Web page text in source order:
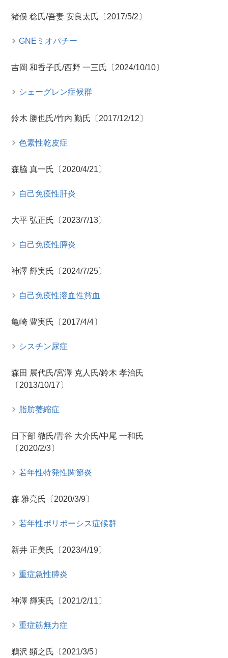
猪俣 稔氏/吾妻 安良太氏〔2017/5/2〕
GNEミオパチー
吉岡 和香子氏/西野 一三氏〔2024/10/10〕
シェーグレン症候群
鈴木 勝也氏/竹内 勤氏〔2017/12/12〕
色素性乾皮症
森脇 真一氏〔2020/4/21〕
自己免疫性肝炎
大平 弘正氏〔2023/7/13〕
自己免疫性膵炎
神澤 輝実氏〔2024/7/25〕
自己免疫性溶血性貧血
亀崎 豊実氏〔2017/4/4〕
シスチン尿症
森田 展代氏/宮澤 克人氏/鈴木 孝治氏
〔2013/10/17〕
脂肪萎縮症
日下部 徹氏/青谷 大介氏/中尾 一和氏
〔2020/2/3〕
若年性特発性関節炎
森 雅亮氏〔2020/3/9〕
若年性ポリポーシス症候群
新井 正美氏〔2023/4/19〕
重症急性膵炎
神澤 輝実氏〔2021/2/11〕
重症筋無力症
鵜沢 顕之氏〔2021/3/5〕